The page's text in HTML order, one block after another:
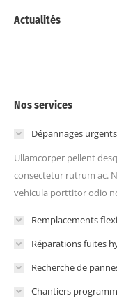
Actualités
Nos services
Dépannages urgents
Ullamcorper pellent
consectetur rutrum ac.
vehicula porttitor odio
Remplacements
Réparations fuites
Recherche de
Chantiers